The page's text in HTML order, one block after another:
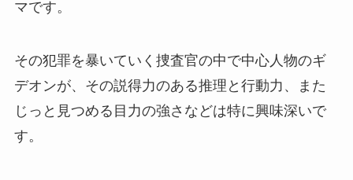
マです。
その犯罪を暴いていく捜査官の中で中心人物のギ
デオンが、その説得力のある推理と行動力、また
じっと見つめる目力の強さなどは特に興味深いで
す。